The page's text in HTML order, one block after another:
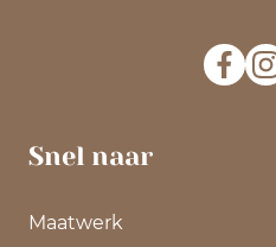
Snel naar
Maatwerk